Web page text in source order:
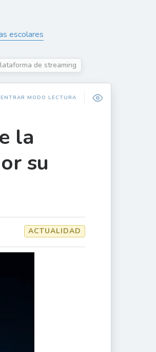
escolares
de streaming
ENTRAR MODO LECTURA
la
su
ACTUALIDAD